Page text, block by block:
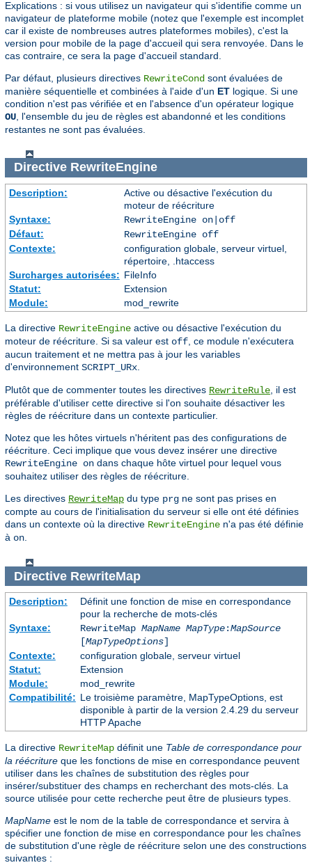
Explications : si vous utilisez un navigateur qui s'identifie comme un
navigateur de plateforme mobile (notez que l'exemple est incomplet
car il existe de nombreuses autres plateformes mobiles), c'est la
version pour mobile de la page d'accueil qui sera renvoyée. Dans le
cas contraire, ce sera la page d'accueil standard.
Par défaut, plusieurs directives RewriteCond sont évaluées de
manière séquentielle et combinées à l'aide d'un ET logique. Si une
condition n'est pas vérifiée et en l'absence d'un opérateur logique
OU , l'ensemble du jeu de règles est abandonné et les conditions
restantes ne sont pas évaluées.
Directive RewriteEngine
Description:
Active ou désactive l'exécution du
moteur de réécriture
Syntaxe:
RewriteEngine on|off
Défaut:
RewriteEngine off
Contexte:
configuration globale, serveur virtuel,
répertoire, .htaccess
Surcharges autorisées: FileInfo
Statut:
Extension
Module:
mod_rewrite
La directive RewriteEngine active ou désactive l'exécution du
moteur de réécriture. Si sa valeur est off , ce module n'exécutera
aucun traitement et ne mettra pas à jour les variables
d'environnement SCRIPT_URx
Plutôt que de commenter toutes les directives RewriteRule , il est
préférable d'utiliser cette directive si l'on souhaite désactiver les
règles de réécriture dans un contexte particulier.
Notez que les hôtes virtuels n'héritent pas des configurations de
réécriture. Ceci implique que vous devez insérer une directive
RewriteEngine on dans chaque hôte virtuel pour lequel vous
souhaitez utiliser des règles de réécriture.
Les directives RewriteMap du type prg ne sont pas prises en
compte au cours de l'initialisation du serveur si elle ont été définies
dans un contexte où la directive RewriteEngine n'a pas été définie
à on
Directive RewriteMap
Description:
Définit une fonction de mise en correspondance
pour la recherche de mots-clés
Syntaxe:
RewriteMap MapName MapType:MapSource
[MapTypeOptions]
Contexte:
configuration globale, serveur virtuel
Statut:
Extension
Module:
mod_rewrite
Compatibilité: Le troisième paramètre, MapTypeOptions, est
disponible à partir de la version 2.4.29 du serveur
HTTP Apache
La directive RewriteMap définit une Table de correspondance pour
la réécriture que les fonctions de mise en correspondance peuvent
utiliser dans les chaînes de substitution des règles pour
insérer/substituer des champs en recherchant des mots-clés. La
source utilisée pour cette recherche peut être de plusieurs types.
MapName est le nom de la table de correspondance et servira à
spécifier une fonction de mise en correspondance pour les chaînes
de substitution d'une règle de réécriture selon une des constructions
suivantes :